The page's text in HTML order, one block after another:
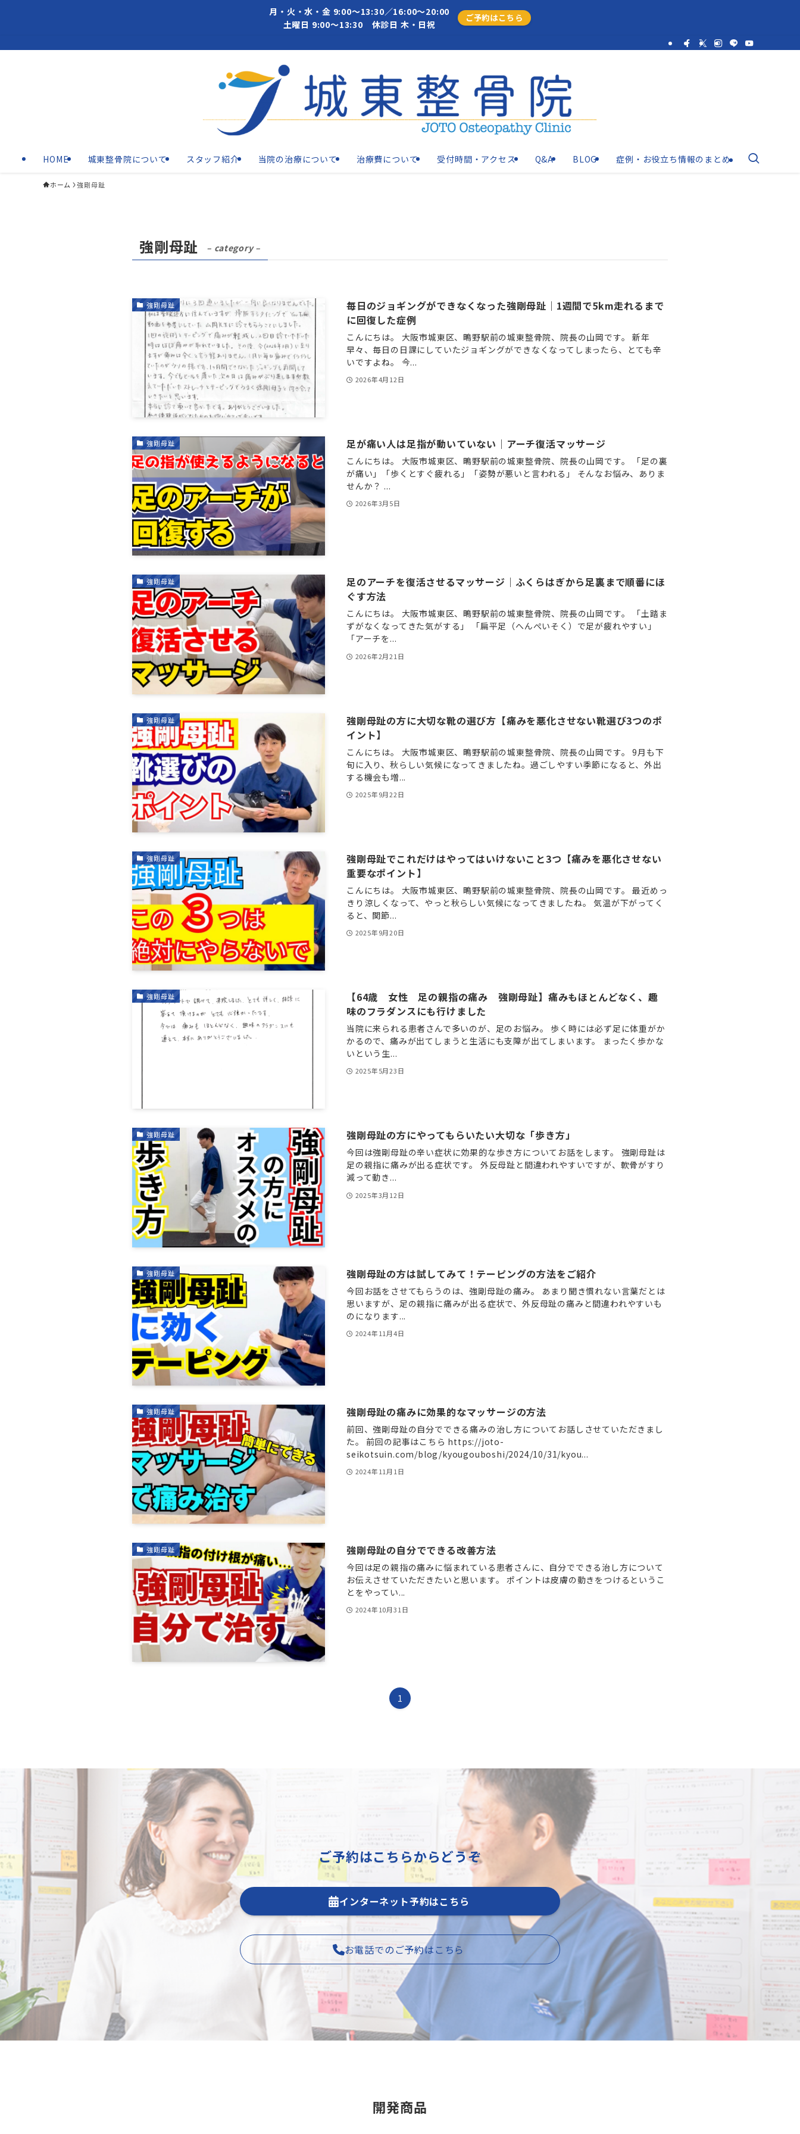
月・火・水・金 9:00～13:30／16:00～20:00
土曜日 9:00～13:30 休診日 木・日祝
ご予約はこちら
HOME 城東整骨院について スタッフ紹介 当院の治療について 治療費について 受付時間・アクセス Q&A BLOG 症例・お役立ち情報のまとめ
ホーム 強剛母趾
強剛母趾 – category –
強剛母趾
毎日のジョギングができなくなった強剛母趾｜1週間で5km走れるまで
に回復した症例
こんにちは。 大阪市城東区、鴫野駅前の城東整骨院、院長の山岡です。 新年
早々、毎日の日課にしていたジョギングができなくなってしまったら、とても辛
いですよね。 今...
2026年4月12日
強剛母趾 足が痛い人は足指が動いていない｜アーチ復活マッサージ
こんにちは。 大阪市城東区、鴫野駅前の城東整骨院、院長の山岡です。 「足の裏
が痛い」「歩くとすぐ疲れる」「姿勢が悪いと言われる」 そんなお悩み、ありま
せんか？ ...
2026年3月5日
強剛母趾
足のアーチを復活させるマッサージ｜ふくらはぎから足裏まで順番にほ
ぐす方法
こんにちは。 大阪市城東区、鴫野駅前の城東整骨院、院長の山岡です。 「土踏ま
ずがなくなってきた気がする」 「扁平足（へんぺいそく）で足が疲れやすい」
「アーチを...
2026年2月21日
強剛母趾
強剛母趾の方に大切な靴の選び方【痛みを悪化させない靴選び3つのポ
イント】
こんにちは。 大阪市城東区、鴫野駅前の城東整骨院、院長の山岡です。 9月も下
旬に入り、秋らしい気候になってきましたね。過ごしやすい季節になると、外出
する機会も増...
2025年9月22日
強剛母趾
強剛母趾でこれだけはやってはいけないこと3つ【痛みを悪化させない
重要なポイント】
こんにちは。 大阪市城東区、鴫野駅前の城東整骨院、院長の山岡です。 最近めっ
きり涼しくなって、やっと秋らしい気候になってきましたね。 気温が下がってく
ると、関節...
2025年9月20日
強剛母趾
【64歳 女性 足の親指の痛み 強剛母趾】痛みもほとんどなく、趣
味のフラダンスにも行けました
当院に来られる患者さんで多いのが、足のお悩み。 歩く時には必ず足に体重がか
かるので、痛みが出てしまうと生活にも支障が出てしまいます。 まったく歩かな
いという生...
2025年5月23日
強剛母趾 強剛母趾の方にやってもらいたい大切な「歩き方」
今回は強剛母趾の辛い症状に効果的な歩き方についてお話をします。 強剛母趾は
足の親指に痛みが出る症状です。 外反母趾と間違われやすいですが、軟骨がすり
減って動き...
2025年3月12日
強剛母趾 強剛母趾の方は試してみて！テーピングの方法をご紹介
今回お話をさせてもらうのは、強剛母趾の痛み。 あまり聞き慣れない言葉だとは
思いますが、足の親指に痛みが出る症状で、外反母趾の痛みと間違われやすいも
のになります...
2024年11月4日
強剛母趾 強剛母趾の痛みに効果的なマッサージの方法
前回、強剛母趾の自分でできる痛みの治し方についてお話しさせていただきまし
た。 前回の記事はこちら https://joto-
seikotsuin.com/blog/kyougouboshi/2024/10/31/kyou...
2024年11月1日
強剛母趾 強剛母趾の自分でできる改善方法
今回は足の親指の痛みに悩まれている患者さんに、自分でできる治し方について
お伝えさせていただきたいと思います。 ポイントは皮膚の動きをつけるというこ
とをやってい...
2024年10月31日
1
ご予約はこちらからどうぞ
インターネット予約はこちら
お電話でのご予約はこちら
開発商品